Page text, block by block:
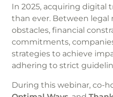
In 2025, acquiring digital
than ever. Between
obstacles, financial
commitments,
strategies to achieve
adhering to strict
During this webinar, co-